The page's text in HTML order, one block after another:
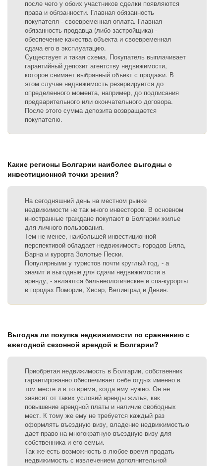
после чего у обоих участников сделки появляются
права и обязанности. Главная обязанность
покупателя - своевременная оплата. Главная
обязанность продавца (либо застройщика) -
обеспечение качества объекта и своевременная
сдача его в эксплуатацию.
Существует и такая схема. Покупатель выплачивает
гарантийный депозит агентству недвижимости,
которое снимает выбранный объект с продажи. В
этом случае недвижимость резервируется до
определенного момента, например, до подписания
предварительного или окончательного договора.
После этого сумма депозита возвращается
покупателю.
Какие регионы Болгарии наиболее выгодны с
инвестиционной точки зрения?
На сегодняшний день на местном рынке
недвижимости не так много инвесторов. В основном
иностранные граждане покупают в Болгарии жилье
для личного пользования.
Тем не менее, наибольшей инвестиционной
перспективой обладает недвижимость городов Бяла,
Варна и курорта Золотые Пески.
Популярными у туристов почти круглый год, - а
значит и выгодные для сдачи недвижимости в
аренду, - являются бальнеологические и спа-курорты
в городах Поморие, Хисар, Велинград и Девин.
Выгодна ли покупка недвижимости по сравнению с
ежегодной сезонной арендой в Болгарии?
Приобретая недвижимость в Болгарии, собственник
гарантированно обеспечивает себе отдых именно в
том месте и в то время, когда ему нужно. Он не
зависит от таких условий аренды жилья, как
повышение арендной платы и наличие свободных
мест. К тому же ему не требуется каждый раз
оформлять въездную визу, владение недвижимостью
дает право на многократную въездную визу для
собственника и его семьи.
Так же есть возможность в любое время продать
недвижимость с извлечением дополнительной